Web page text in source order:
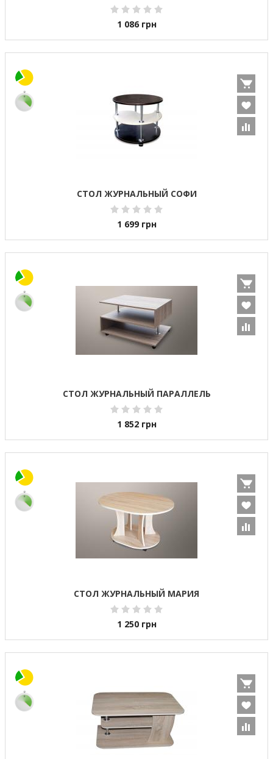
1 086 грн
СТОЛ ЖУРНАЛЬНЫЙ СОФИ
1 699 грн
СТОЛ ЖУРНАЛЬНЫЙ ПАРАЛЛЕЛЬ
1 852 грн
СТОЛ ЖУРНАЛЬНЫЙ МАРИЯ
1 250 грн